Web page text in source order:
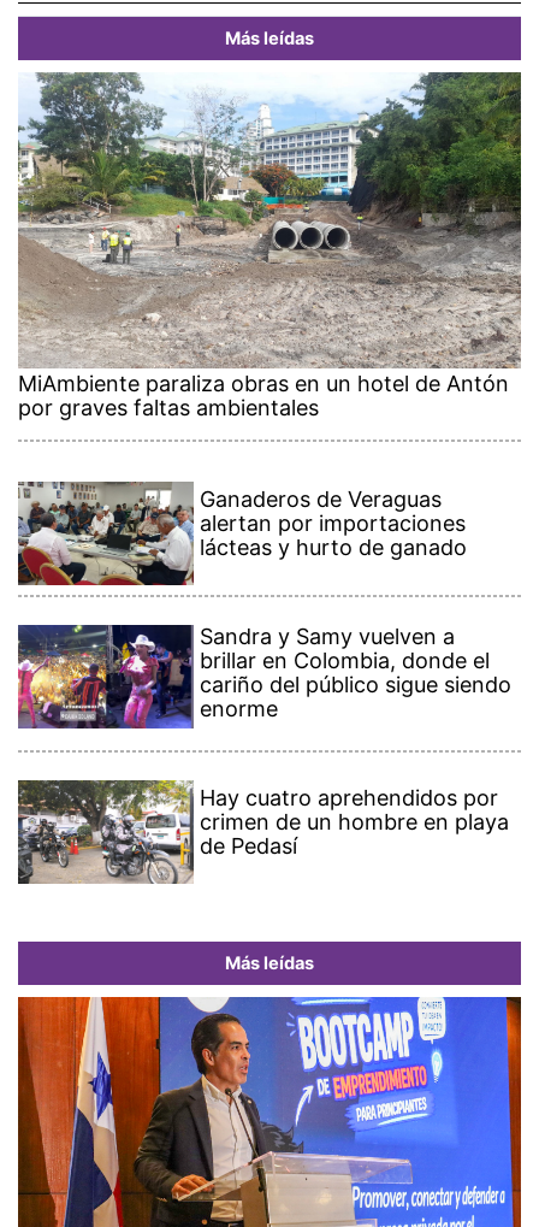
Más leídas
MiAmbiente paraliza obras en un hotel de Antón
por graves faltas ambientales
Ganaderos de Veraguas
alertan por importaciones
lácteas y hurto de ganado
Sandra y Samy vuelven a
brillar en Colombia, donde el
cariño del público sigue siendo
enorme
Hay cuatro aprehendidos por
crimen de un hombre en playa
de Pedasí
Más leídas